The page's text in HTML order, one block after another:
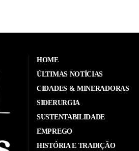
HOME
ÚLTIMAS NOTÍCIAS
CIDADES & MINERADORAS
SIDERURGIA
SUSTENTABILIDADE
EMPREGO
HISTÓRIA E TRADIÇÃO